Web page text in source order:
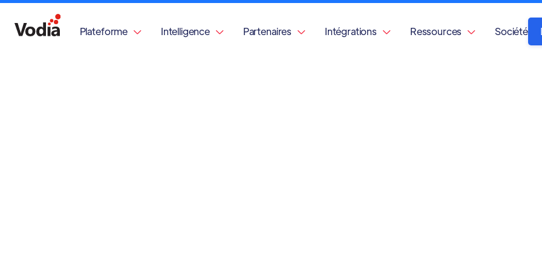
Plateforme  Intelligence  Partenaires  Intégrations  Ressources  Société